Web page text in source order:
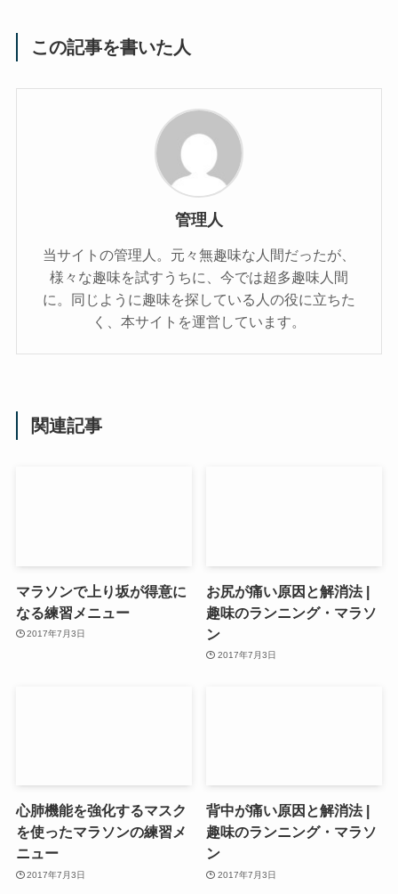
この記事を書いた人
管理人
当サイトの管理人。元々無趣味な人間だったが、
様々な趣味を試すうちに、今では超多趣味人間
に。同じように趣味を探している人の役に立ちた
く、本サイトを運営しています。
関連記事
マラソンで上り坂が得意に
なる練習メニュー
2017年7月3日
お尻が痛い原因と解消法 |
趣味のランニング・マラソ
ン
2017年7月3日
心肺機能を強化するマスク
を使ったマラソンの練習メ
ニュー
2017年7月3日
背中が痛い原因と解消法 |
趣味のランニング・マラソ
ン
2017年7月3日